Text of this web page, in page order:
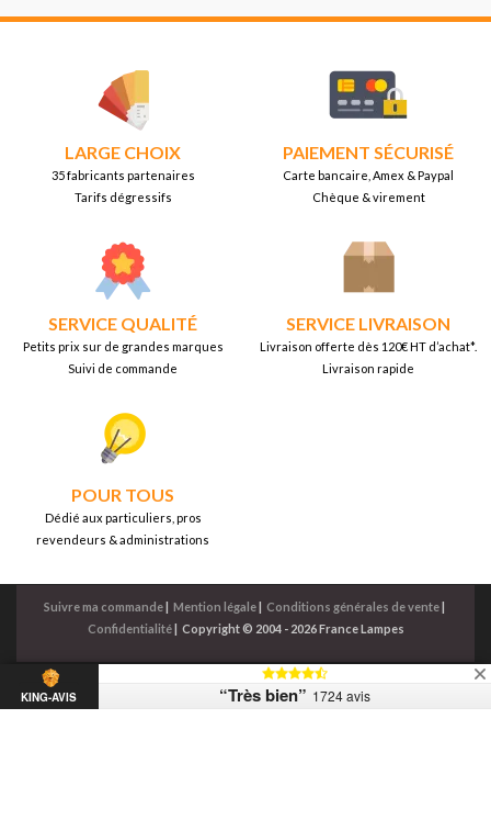
LARGE CHOIX
35 fabricants partenaires
Tarifs dégressifs
PAIEMENT SÉCURISÉ
Carte bancaire, Amex & Paypal
Chèque & virement
SERVICE QUALITÉ
Petits prix sur de grandes marques
Suivi de commande
SERVICE LIVRAISON
Livraison offerte dès 120€ HT d’achat*.
Livraison rapide
POUR TOUS
Dédié aux particuliers, pros
revendeurs & administrations
Suivre ma commande| Mention légale| Conditions générales de vente|
Confidentialité| Copyright © 2004 - 2026 France Lampes
KING-AVIS “Très bien” 1724 avis